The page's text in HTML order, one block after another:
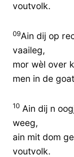
voutvolk.
09Ain dij op
vaaileg,
mor wèl over
men in de
10 Ain dij n
weeg,
ain mit dom
voutvolk.